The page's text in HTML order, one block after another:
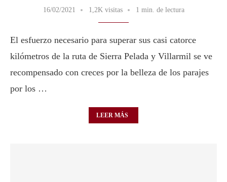
16/02/2021 1,2K visitas 1 min. de lectura
El esfuerzo necesario para superar sus casi catorce
kilómetros de la ruta de Sierra Pelada y Villarmil se ve
recompensado con creces por la belleza de los parajes
por los …
LEER MÁS